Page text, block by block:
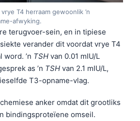
T4 herraam gewoonlik ’n
afwyking.
terugvoer-sein, en in tipiese
verander dit voordat vrye T4
word. ’n TSH van 0.01 mIU/L
as ’n TSH van 2.1 mIU/L,
T3-opname-vlag.
anker omdat dit grootliks
bindingsproteïene omseil.